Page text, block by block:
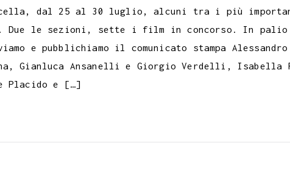
dal 25 al 30 luglio, alcuni tra i più
le sezioni, sette i film in concorso. In palio
e pubblichiamo il comunicato stampa
Gianluca Ansanelli e Giorgio Verdelli, Isabella
Placido e […]